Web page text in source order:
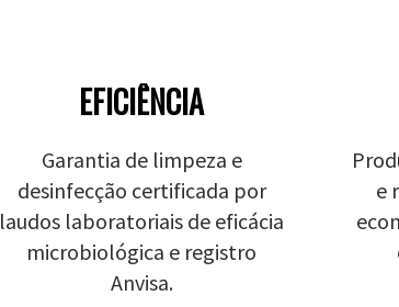
EFICIÊNCIA
Garantia de limpeza e
desinfecção certificada por
laudos laboratoriais de eficácia
microbiológica e registro
Anvisa.
e